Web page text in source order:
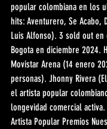
popular colombiana en los
hits: Aventurero, Se Acabo,
Luis Alfonso). 3 sold out en
Bogota en diciembre 2024.
Movistar Arena (14 enero
personas). Jhonny Rivera
el artista popular
longevidad comercial
Artista Popular Premios